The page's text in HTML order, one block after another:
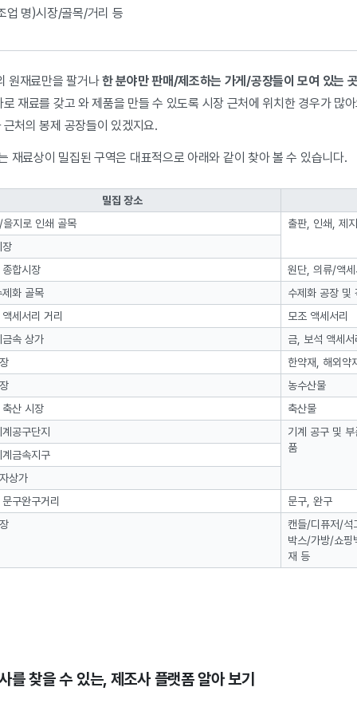
업 명)시장/골목/거리 등
원재료만을 팔거나한 분야만 판매/제조하는 가게/공장들이 모여 있는
재료를 갖고 와 제품을 만들 수 있도록 시장 근처에 위치한 경우가 많
처의 봉제 공장들이 있겠지요.
재료상이 밀집된 구역은 대표적으로 아래와 같이 찾아 볼 수 있습니다.
밀집 장소
지로 인쇄 골목
출판, 인쇄, 제지
합시장
원단, 의류/액
화 골목
수제화 공장 및
세서리 거리
모조 액세서리
속 상가
금, 보석 액세서
한약재, 해외약
농수산물
산 시장
축산물
공구단지
기계 공구 및
품
금속지구
상가
구완구거리
문구, 완구
캔들/디퓨저/석
박스/가방/쇼핑
재 등
를 찾을 수 있는, 제조사 플랫폼 알아 보기